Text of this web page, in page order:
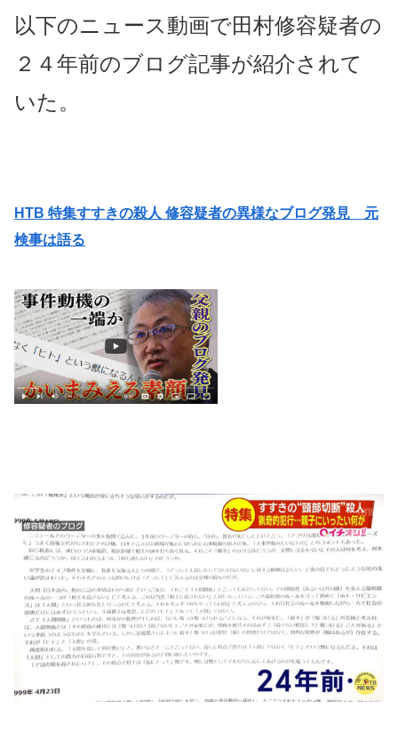
以下のニュース動画で田村修容疑者の
２４年前のブログ記事が紹介されて
いた。
HTB 特集すすきの殺人 修容疑者の異様なブログ発見 元
検事は語る